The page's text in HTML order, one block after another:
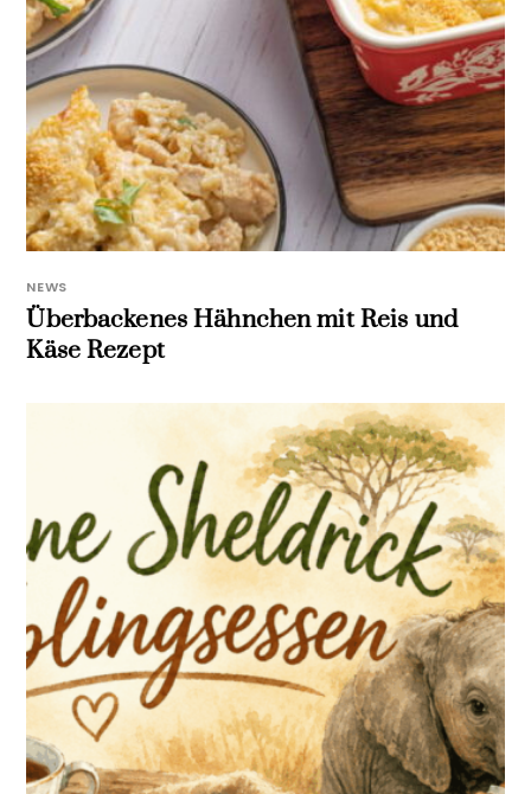
NEWS
Überbackenes Hähnchen mit Reis und
Käse Rezept